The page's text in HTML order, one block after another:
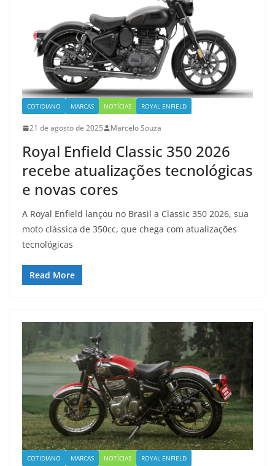
COTIDIANO MARCAS NOTÍCIAS ROYAL ENFIELD
21 de agosto de 2025 Marcelo Souza
Royal Enfield Classic 350 2026
recebe atualizações tecnológicas
e novas cores
A Royal Enfield lançou no Brasil a Classic 350 2026, sua
moto clássica de 350cc, que chega com atualizações
tecnológicas
Read More
COTIDIANO MARCAS NOTÍCIAS ROYAL ENFIELD